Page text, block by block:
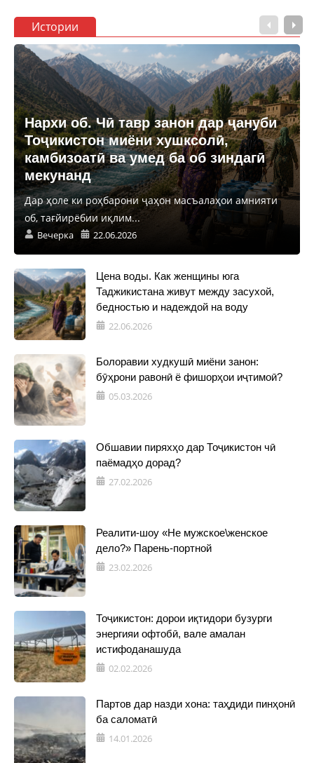
Истории
Нархи об. Чӣ тавр занон дар ҷануби
Тоҷикистон миёни хушксолӣ,
камбизоатӣ ва умед ба об зиндагӣ
мекунанд
Дар ҳоле ки роҳбарони ҷаҳон масъалаҳои амнияти
об, тағйирёбии иқлим...
Вечерка 22.06.2026
Цена воды. Как женщины юга
Таджикистана живут между засухой,
бедностью и надеждой на воду
22.06.2026
Болоравии худкушӣ миёни занон:
бӯҳрони равонӣ ё фишорҳои иҷтимоӣ?
05.03.2026
Обшавии пиряхҳо дар Тоҷикистон чӣ
паёмадҳо дорад?
27.02.2026
Реалити-шоу «Не мужское\женское
дело?» Парень-портной
23.02.2026
Тоҷикистон: дорои иқтидори бузурги
энергияи офтобӣ, вале амалан
истифоданашуда
02.02.2026
Партов дар назди хона: таҳдиди пинҳонӣ
ба саломатӣ
14.01.2026